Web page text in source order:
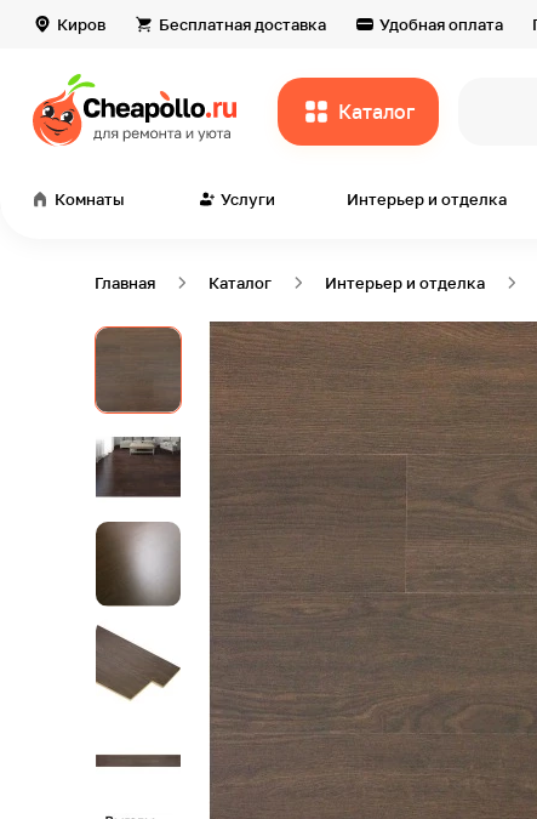
Киров Бесплатная доставка Удобная оплата
Каталог
Комнаты Услуги Интерьер и отделка
Главная Каталог Интерьер и отделка